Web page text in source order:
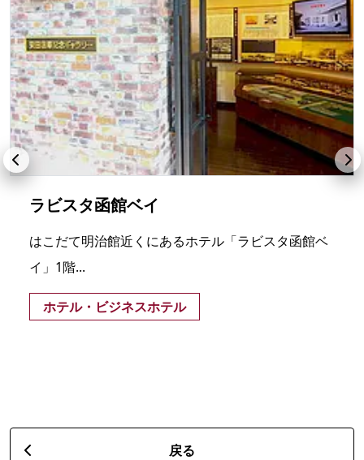
ラビスタ函館ベイ
はこだて明治館近くにあるホテル「ラビスタ函館ベ
イ」1階...
ホテル・ビジネスホテル
戻る